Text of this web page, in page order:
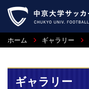
ホーム ギャラリー
ギャラリー